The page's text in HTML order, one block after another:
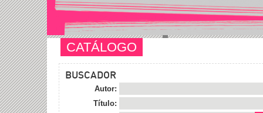
CATÁLOGO
BUSCADOR
Autor:
Título: